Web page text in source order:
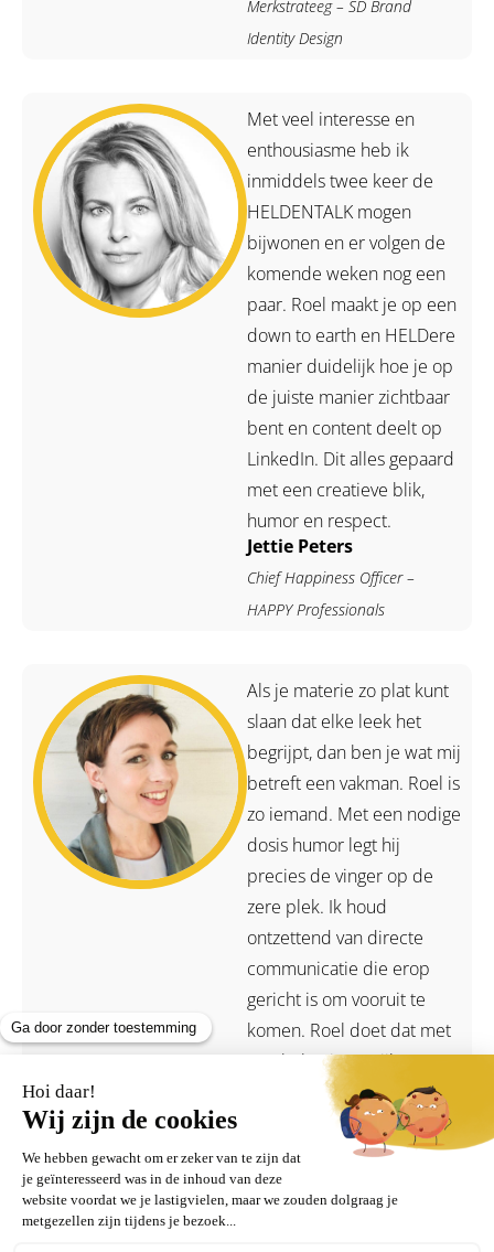
Merkstrateeg – SD Brand
Identity Design
Met veel interesse en
enthousiasme heb ik
inmiddels twee keer de
HELDENTALK mogen
bijwonen en er volgen de
komende weken nog een
paar. Roel maakt je op een
down to earth en HELDere
manier duidelijk hoe je op
de juiste manier zichtbaar
bent en content deelt op
LinkedIn. Dit alles gepaard
met een creatieve blik,
humor en respect.
Jettie Peters
Chief Happiness Officer –
HAPPY Professionals
Als je materie zo plat kunt
slaan dat elke leek het
begrijpt, dan ben je wat mij
betreft een vakman. Roel is
zo iemand. Met een nodige
dosis humor legt hij
precies de vinger op de
zere plek. Ik houd
ontzettend van directe
communicatie die erop
gericht is om vooruit te
komen. Roel doet dat met
een hele eigen stijl en
brengt energie met zich
mee. Iemand die de boel
in beweging krijgt en snapt
hoe ondernemerschap